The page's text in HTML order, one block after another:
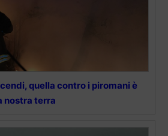
quella contro i piromani è
nostra terra